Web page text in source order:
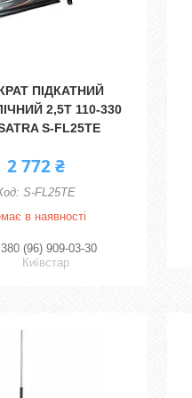
ПІДКАТНИЙ
2,5Т 110-330
S-FL25TE
2 772 ₴
S-FL25TE
в наявності
(96) 909-03-30
Київстар